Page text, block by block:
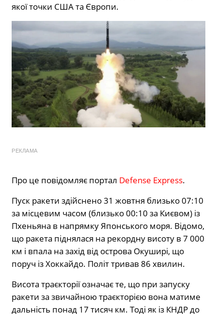
якої точки США та Європи.
РЕКЛАМА
Про це повідомляє портал Defense Express.
Пуск ракети здійснено 31 жовтня близько 07:10
за місцевим часом (близько 00:10 за Києвом) із
Пхеньяна в напрямку Японського моря. Відомо,
що ракета піднялася на рекордну висоту в 7 000
км і впала на захід від острова Окуширі, що
поруч із Хоккайдо. Політ тривав 86 хвилин.
Висота траєкторії означає те, що при запуску
ракети за звичайною траєкторією вона матиме
дальність понад 17 тисяч км. Тоді як із КНДР до